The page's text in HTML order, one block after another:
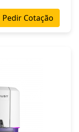
Pedir Cotação